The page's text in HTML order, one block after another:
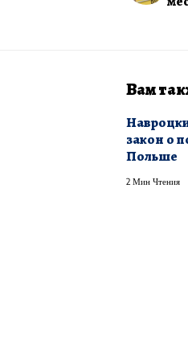
Вам
закон о
Польше
2 Мин Чтения